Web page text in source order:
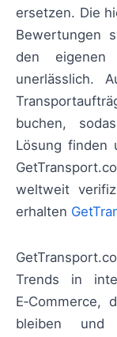
ersetzen. Die
Bewertungen
den eigenen
unerlässlich.
buchen,
Lösung finden
weltweit
erhalten
Trends in
E‑Commerce,
bleiben und